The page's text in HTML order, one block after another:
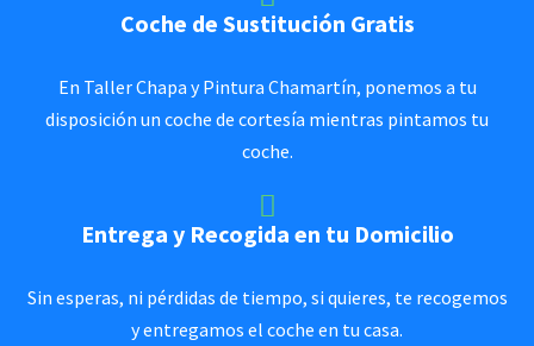
Coche de Sustitución Gratis
En Taller Chapa y Pintura Chamartín, ponemos a tu
disposición un coche de cortesía mientras pintamos tu
coche.
Entrega y Recogida en tu Domicilio
Sin esperas, ni pérdidas de tiempo, si quieres, te recogemos
y entregamos el coche en tu casa.